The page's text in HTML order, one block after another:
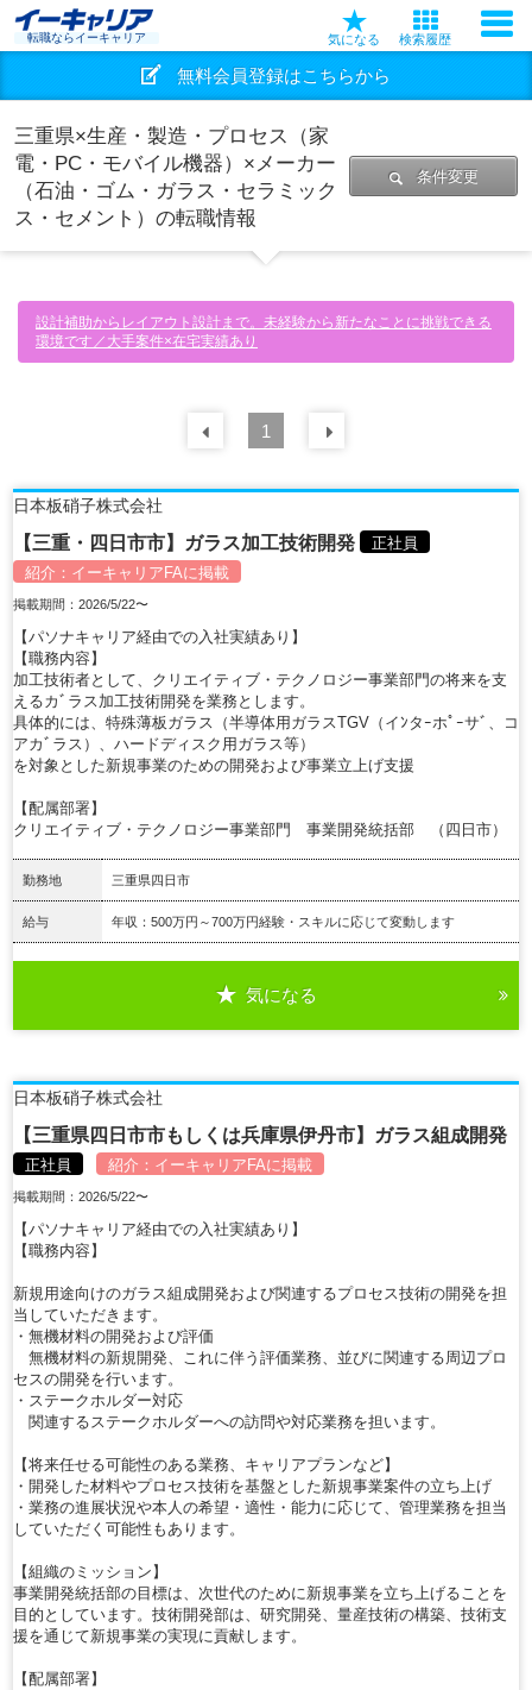
転職ならイーキャリア 気になる 検索履歴
無料会員登録はこちらから
三重県×生産・製造・プロセス（家
電・PC・モバイル機器）×メーカー
（石油・ゴム・ガラス・セラミック
ス・セメント）の転職情報
条件変更
設計補助からレイアウト設計まで。未経験から新たなことに挑戦できる
環境です／大手案件×在宅実績あり
前の 件
1
日本板硝子株式会社
【三重・四日市市】ガラス加工技術開発
正社員
紹介： イーキャリアFAに掲載
掲載期間：2026/5/22〜
【パソナキャリア経由での入社実績あり】
【職務内容】
加工技術者として、クリエイティブ・テクノロジー事業部門の将来を支
えるカﾞラス加工技術開発を業務とします。
具体的には、特殊薄板ガラス（半導体用ガラスTGV（イﾝタｰホﾟｰサﾞ、コ
アカﾞラス）、ハードディスク用ガラス等）
を対象とした新規事業のための開発および事業立上げ支援
【配属部署】
クリエイティブ・テクノロジー事業部門 事業開発統括部 （四日市）
勤務地 三重県四日市
給与 年収：500万円～700万円経験・スキルに応じて変動します
気になる
日本板硝子株式会社
【三重県四日市市もしくは兵庫県伊丹市】ガラス組成開発
正社員 紹介： イーキャリアFAに掲載
掲載期間：2026/5/22〜
【パソナキャリア経由での入社実績あり】
【職務内容】
新規用途向けのガラス組成開発および関連するプロセス技術の開発を担
当していただきます。
・無機材料の開発および評価
無機材料の新規開発、これに伴う評価業務、並びに関連する周辺プロ
セスの開発を行います。
・ステークホルダー対応
関連するステークホルダーへの訪問や対応業務を担います。
【将来任せる可能性のある業務、キャリアプランなど】
・開発した材料やプロセス技術を基盤とした新規事業案件の立ち上げ
・業務の進展状況や本人の希望・適性・能力に応じて、管理業務を担当
していただく可能性もあります。
【組織のミッション】
事業開発統括部の目標は、次世代のために新規事業を立ち上げることを
目的としています。技術開発部は、研究開発、量産技術の構築、技術支
援を通じて新規事業の実現に貢献します。
【配属部署】